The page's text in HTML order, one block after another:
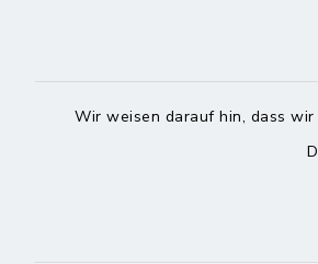
Wir weisen darauf hin, dass